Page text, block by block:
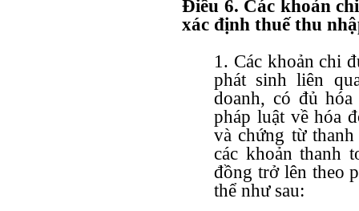
Điều 6. Các khoản
xác định thuế thu
1. Các khoản chi
phát sinh liên
doanh, có đủ
pháp luật về hóa
và chứng từ
các khoản thanh
đồng trở lên theo
thể như sau: